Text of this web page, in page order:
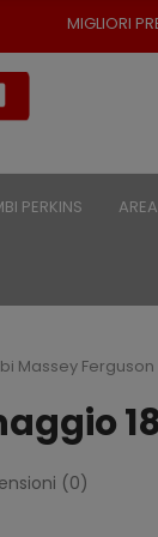
PREZZI PER RICAMBI
PERKINS
Massey Ferguson
(0)